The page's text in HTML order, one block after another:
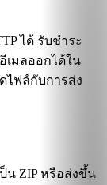
ได้ รับชำระ
เมลออกได้ใน
ไฟล์กับการส่ง
น ZIP หรือส่งขึ้น